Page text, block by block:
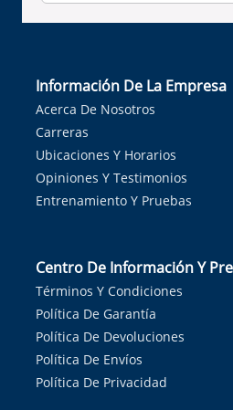
Información De La Empresa
Acerca De Nosotros
Carreras
Ubicaciones Y Horarios
Opiniones Y Testimonios
Entrenamiento Y Pruebas
Centro De Información Y
Términos Y Condiciones
Política De Garantía
Política De Devoluciones
Política De Envíos
Política De Privacidad